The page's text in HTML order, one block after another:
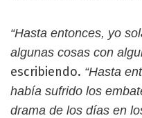
“Hasta entonces, yo
algunas cosas con
escribiendo. “Hasta
había sufrido los
drama de los días en